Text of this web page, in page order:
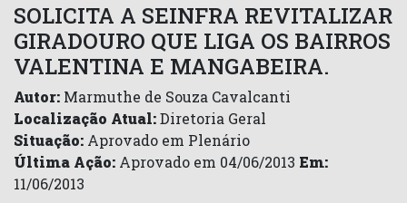
SOLICITA A SEINFRA REVITALIZAR
GIRADOURO QUE LIGA OS BAIRROS
VALENTINA E MANGABEIRA.
Autor: Marmuthe de Souza Cavalcanti
Localização Atual:Diretoria Geral
Situação: Aprovado em Plenário
Última Ação: Aprovado em 04/06/2013 Em:
11/06/2013